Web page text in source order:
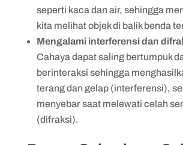
seperti kaca dan air, sehingga
kita melihat objek di balik benda
Mengalami interferensi dan
Cahaya dapat saling bertumpuk
berinteraksi sehingga
terang dan gelap (interferensi),
menyebar saat melewati celah
(difraksi).